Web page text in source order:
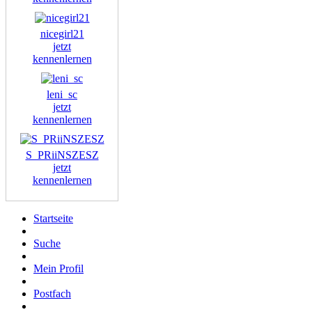
nicegirl21
jetzt
kennenlernen
leni_sc
jetzt
kennenlernen
S_PRiiNSZESZ
jetzt
kennenlernen
Startseite
Suche
Mein Profil
Postfach